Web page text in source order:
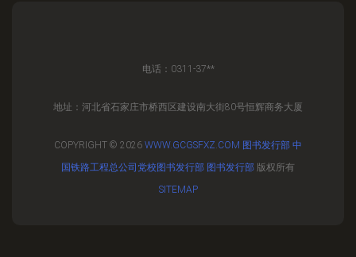
电话：0311-37**
地址：河北省石家庄市桥西区建设南大街80号恒辉商务大厦
COPYRIGHT © 2026 WWW.GCGSFXZ.COM 图书发行部 中
国铁路工程总公司党校图书发行部 图书发行部 版权所有
SITEMAP